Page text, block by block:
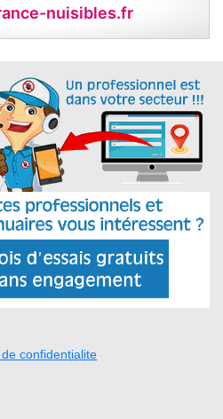
nuisibles.fr
confidentialite